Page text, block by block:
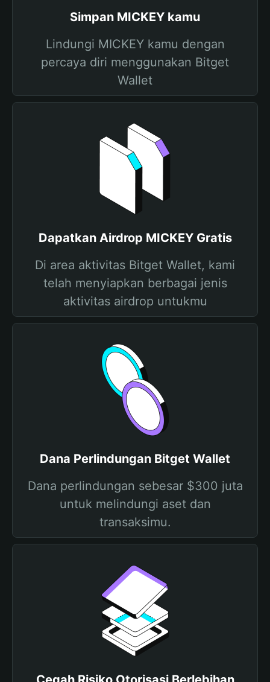
Simpan MICKEY kamu
Lindungi MICKEY kamu dengan
percaya diri menggunakan Bitget
Wallet
Dapatkan Airdrop MICKEY Gratis
Di area aktivitas Bitget Wallet, kami
telah menyiapkan berbagai jenis
aktivitas airdrop untukmu
Dana Perlindungan Bitget Wallet
Dana perlindungan sebesar $300 juta
untuk melindungi aset dan
transaksimu.